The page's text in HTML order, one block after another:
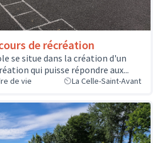
de récréation
se situe dans la création d'un
qui puisse répondre aux...
de vie La Celle-Saint-Avant